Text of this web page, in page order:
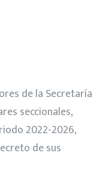
de la Secretaría
seccionales,
2022-2026,
de sus